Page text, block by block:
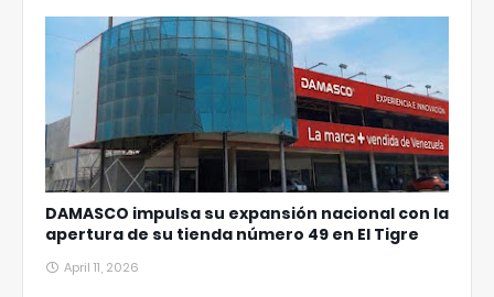
DAMASCO impulsa su expansión nacional con la
apertura de su tienda número 49 en El Tigre
April 11, 2026